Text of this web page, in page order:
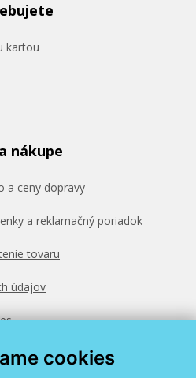
cookies
kartou
nákupe
a ceny dopravy
a reklamačný poriadok
tovaru
údajov